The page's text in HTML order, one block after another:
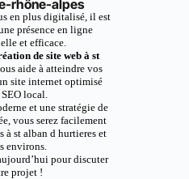
rhône-alpes
en plus digitalisé, il est
présence en ligne
et efficace.
de site web à st
aide à atteindre vos
site internet optimisé
local.
et une stratégie de
vous serez facilement
à st alban d hurtieres et
environs.
pour discuter
projet !